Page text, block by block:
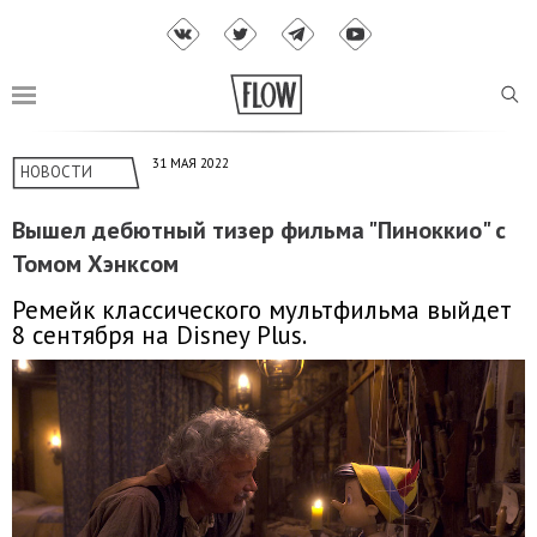
НОВОСТИ 31 МАЯ 2022
Вышел дебютный тизер фильма "Пиноккио" с
Томом Хэнксом
Ремейк классического мультфильма выйдет
8 сентября на Disney Plus.